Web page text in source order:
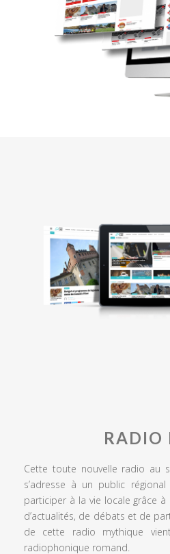
RADIO
Cette toute nouvelle radio au
s’adresse à un public
participer à la vie locale grâce
d’actualités, de débats et de
de cette radio mythique
radiophonique romand.